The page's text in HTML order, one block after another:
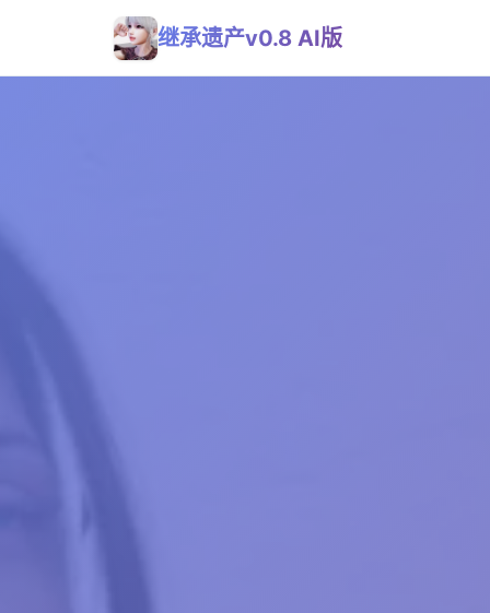
继承遗产v0.8 AI版